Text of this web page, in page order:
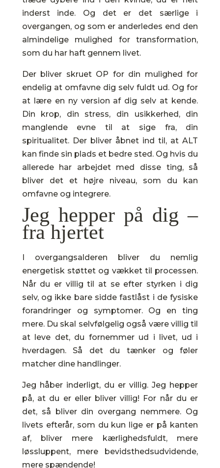
inderst inde. Og det er det særlige i
overgangen, og som er anderledes end den
almindelige mulighed for transformation,
som du har haft gennem livet.
Der bliver skruet OP for din mulighed for
endelig at omfavne dig selv fuldt ud. Og for
at lære en ny version af dig selv at kende.
Din krop, din stress, din usikkerhed, din
manglende evne til at sige fra, din
spiritualitet. Der bliver åbnet ind til, at ALT
kan finde sin plads et bedre sted. Og hvis du
allerede har arbejdet med disse ting, så
bliver det et højre niveau, som du kan
omfavne og integrere.
Jeg hepper på dig –
fra hjertet
I overgangsalderen bliver du nemlig
energetisk støttet og vækket til processen.
Når du er villig til at se efter styrken i dig
selv, og ikke bare sidde fastlåst i de fysiske
forandringer og symptomer. Og en ting
mere. Du skal selvfølgelig også være villig til
at leve det, du fornemmer ud i livet, ud i
hverdagen. Så det du tænker og føler
matcher dine handlinger.
Jeg håber inderligt, du er villig. Jeg hepper
på, at du er eller bliver villig! For når du er
det, så bliver din overgang nemmere. Og
livets efterår, som du kun lige er på kanten
af, bliver mere kærlighedsfuldt, mere
løssluppent, mere bevidsthedsudvidende,
mere spændende!